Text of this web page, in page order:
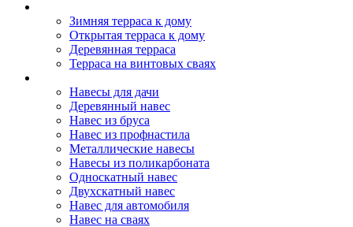
Зимняя терраса к дому
Открытая терраса к дому
Деревянная терраса
Терраса на винтовых сваях
Навесы для дачи
Деревянный навес
Навес из бруса
Навес из профнастила
Металлические навесы
Навесы из поликарбоната
Односкатный навес
Двухскатный навес
Навес для автомобиля
Навес на сваях